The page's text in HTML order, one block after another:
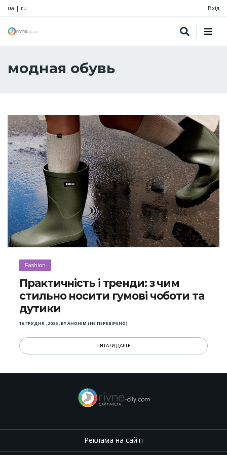
ua | ru Вхід
модная обувь
Fashion
Практичність і тренди: з чим
стильно носити гумові чоботи та
дутики
16 ГРУДНЯ , 2025,BYАНОНІМ (НЕ ПЕРЕВІРЕНО)
ЧИТАТИ ДАЛІ
Реклама на сайті